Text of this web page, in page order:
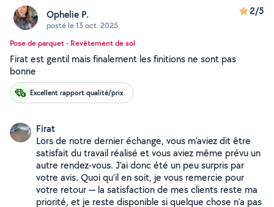
Ophelie P.
posté le 13 oct. 2025
2/5
Pose de parquet - Revêtement de sol
Firat est gentil mais finalement les finitions ne sont pas
bonne
Excellent rapport qualité/prix
Firat
Lors de notre dernier échange, vous m’aviez dit être
satisfait du travail réalisé et vous aviez même prévu un
autre rendez-vous. J’ai donc été un peu surpris par
votre avis. Quoi qu’il en soit, je vous remercie pour
votre retour — la satisfaction de mes clients reste ma
priorité, et je reste disponible si quelque chose n’a pas